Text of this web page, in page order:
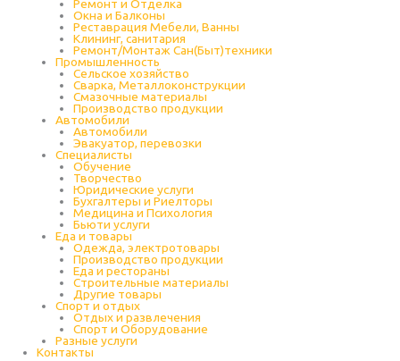
Ремонт и Отделка
Окна и Балконы
Реставрация Мебели, Ванны
Клининг, санитария
Ремонт/Монтаж Сан(Быт)техники
Промышленность
Cельское хозяйство
Сварка, Металлоконструкции
Cмазочные материалы
Производство продукции
Автомобили
Автомобили
Эвакуатор, перевозки
Специалисты
Обучение
Творчество
Юридические услуги
Бухгалтеры и Риелторы
Медицина и Психология
Бьюти услуги
Еда и товары
Одежда, электротовары
Производство продукции
Еда и рестораны
Строительные материалы
Другие товары
Спорт и отдых
Отдых и развлечения
Спорт и Оборудование
Разные услуги
Контакты